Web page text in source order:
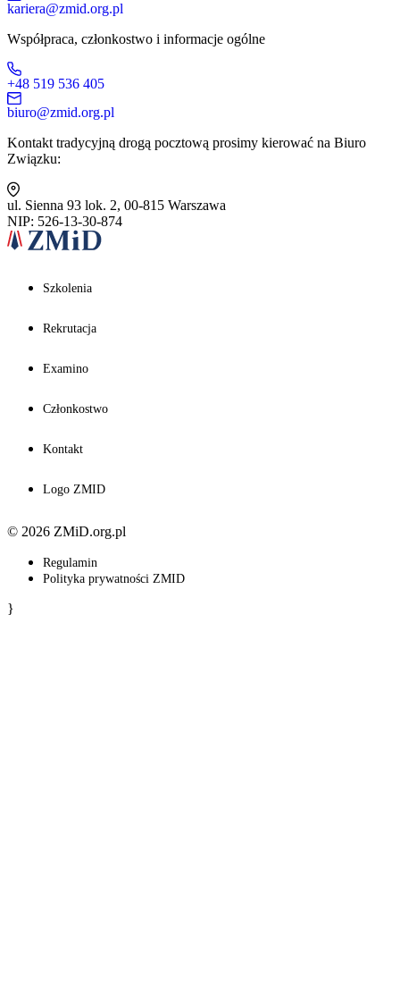
kariera@zmid.org.pl
Współpraca, członkostwo i informacje ogólne
+48 519 536 405
biuro@zmid.org.pl
Kontakt tradycyjną drogą pocztową prosimy kierować na Biuro
Związku:
ul. Sienna 93 lok. 2, 00-815 Warszawa
NIP: 526-13-30-874
Szkolenia
Rekrutacja
Examino
Członkostwo
Kontakt
Logo ZMID
© 2026 ZMiD.org.pl
Regulamin
Polityka prywatności ZMID
}